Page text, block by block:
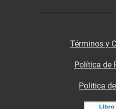
Términos y
Política de
Politica